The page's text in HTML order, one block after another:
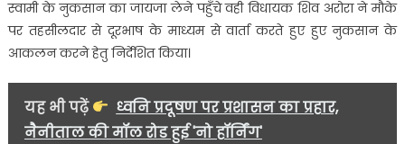
जाकर
विधायक
लिया
स्वामी के नुकसान का जायजा लेने पहुँचे वही विधायक शिव अरोरा ने मौके
पर तहसीलदार से दूरभाष के माध्यम से वार्ता करते हुए हुए नुकसान के
आकलन करने हेतु निर्देशित किया।
यह भी पढ़ें
ध्वनि प्रदूषण पर प्रशासन का प्रहार,
नैनीताल की मॉल रोड हुई 'नो हॉर्निंग'